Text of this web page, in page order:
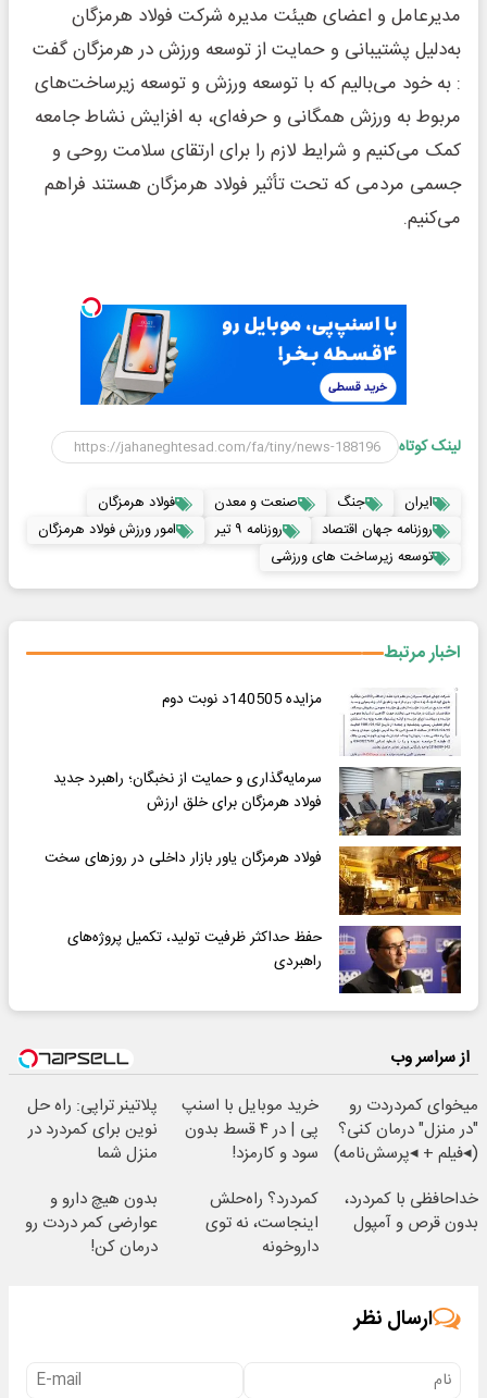
مدیرعامل و اعضای هیئت مدیره شرکت فولاد هرمزگان
به‌دلیل پشتیبانی و حمایت از توسعه ورزش در هرمزگان گفت
: به خود می‌بالیم که با توسعه ورزش و توسعه زیرساخت‌های
مربوط به ورزش همگانی و حرفه‌ای، به افزایش نشاط جامعه
کمک می‌کنیم و شرایط لازم را برای ارتقای سلامت روحی و
جسمی مردمی که تحت تأثیر فولاد هرمزگان هستند فراهم
می‌کنیم.
لینک کوتاه
ایران جنگ صنعت و معدن
فولاد هرمزگان
روزنامه جهان اقتصاد
روزنامه ۹ تیر
امور ورزش فولاد هرمزگان
توسعه زیرساخت های ورزشی
اخبار مرتبط
مزایده 140505د نوبت دوم
سرمایه‌گذاری و حمایت از نخبگان؛ راهبرد جدید
فولاد هرمزگان برای خلق ارزش
فولاد هرمزگان یاور بازار داخلی در روزهای سخت
حفظ حداکثر ظرفیت تولید، تکمیل پروژه‌های
راهبردی
از سراسر وب
میخوای کمردردت رو
"در منزل" درمان کنی؟
(◂فیلم + ◂پرسش‌نامه)
خرید موبایل با اسنپ
پی | در ۴ قسط بدون
سود و کارمزد!
پلاتینر تراپی: راه حل
نوین برای کمردرد در
منزل شما
خداحافظی با کمردرد،
بدون قرص و آمپول
کمردرد؟ راه‌حلش
اینجاست، نه توی
داروخونه
بدون هیچ دارو و
عوارضی کمر دردت رو
درمان کن!
ارسال نظر